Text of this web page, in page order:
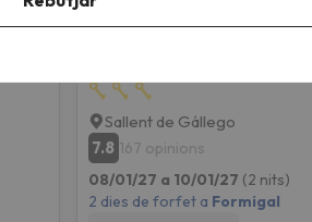
Sallent de Gállego
7.8 167 opinions
08/01/27 a 10/01/27 (2 nits)
2 dies de forfet a Formigal